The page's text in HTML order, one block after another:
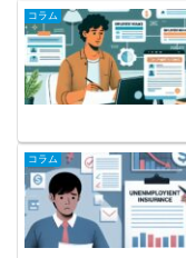
コラム
コラム